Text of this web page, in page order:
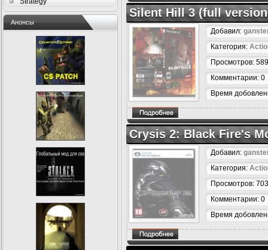
Анонсы
Silent Hill 3 (full
Добавил:
Категория:
Просмотров: 589
Комментарии: 0
Время
Crysis 2: Black Fire's
Добавил:
Категория:
Просмотров: 703
Комментарии: 0
Время